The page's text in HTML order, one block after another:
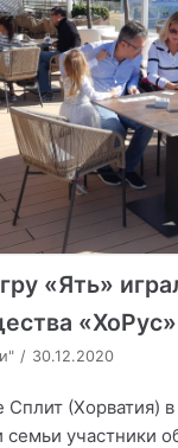
«Ять»
«ХоРус»
30.12.2020
Сплит (Хорватия)
семьи участники